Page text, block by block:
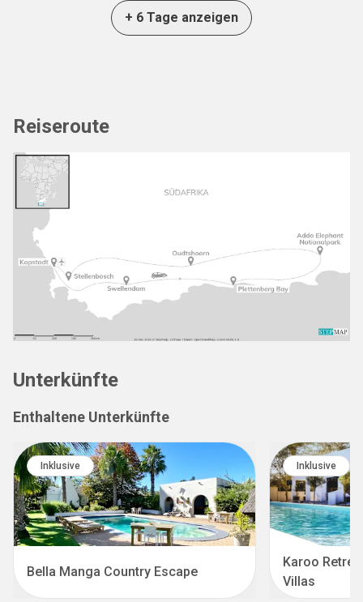
+ 6 Tage anzeigen
Reiseroute
Unterkünfte
Enthaltene Unterkünfte
Inklusive
Bella Manga Country Escape
Inklusive
Karoo
Villas